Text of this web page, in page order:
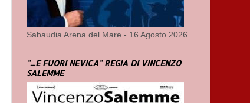
Sabaudia Arena del Mare - 16 Agosto 2026
"...E FUORI NEVICA" REGIA DI VINCENZO
SALEMME